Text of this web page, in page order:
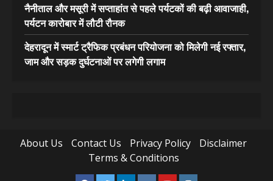
नैनीताल और मसूरी में सप्ताहांत से पहले पर्यटकों की बढ़ी आवाजाही,
पर्यटन कारोबार में लौटी रौनक
देहरादून में स्मार्ट ट्रैफिक प्रबंधन परियोजना को मिलेगी नई रफ्तार,
जाम और सड़क दुर्घटनाओं पर लगेगी लगाम
About Us Contact Us Privacy Policy
Disclaimer
Terms & Conditions